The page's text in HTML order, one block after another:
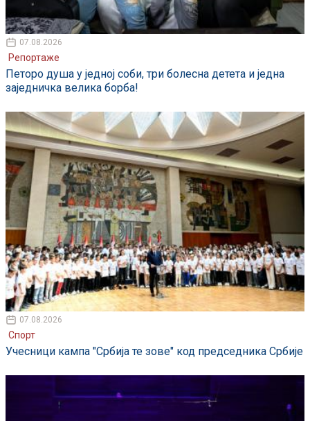
07.08.2026
Репортаже
Петоро душа у једној соби, три болесна детета и једна
заједничка велика борба!
07.08.2026
Спорт
Учесници кампа "Србија те зове" код председника Србије